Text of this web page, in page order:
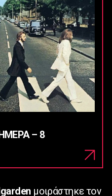
– 8
μοιράστηκε τον